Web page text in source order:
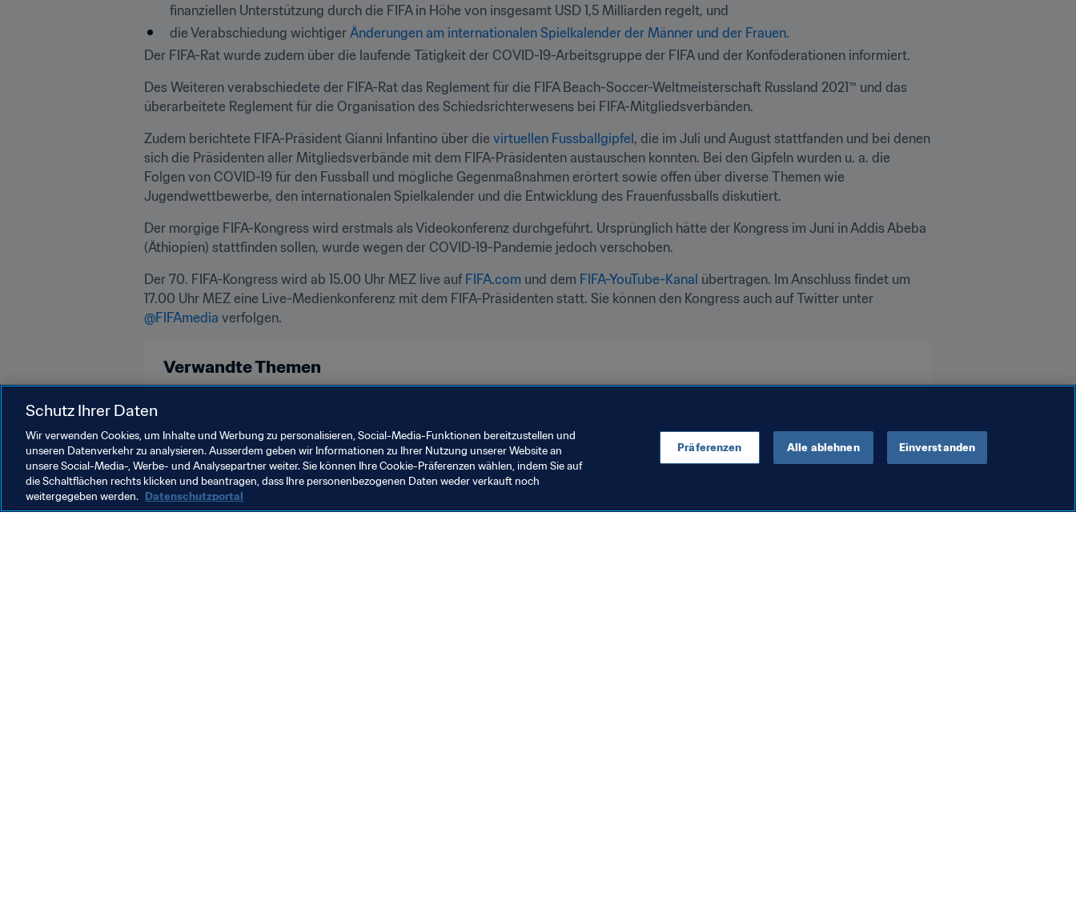
finanziellen Unterstützung durch die FIFA in Höhe von insgesamt USD 1,5 Milliarden regelt, und
die Verabschiedung wichtiger Änderungen am internationalen Spielkalender der Männer und der Frauen.
Der FIFA-Rat wurde zudem über die laufende Tätigkeit der COVID-19-Arbeitsgruppe der FIFA und der Konföderationen informiert.
Des Weiteren verabschiedete der FIFA-Rat das Reglement für die FIFA Beach-Soccer-Weltmeisterschaft Russland 2021™ und das
überarbeitete Reglement für die Organisation des Schiedsrichterwesens bei FIFA-Mitgliedsverbänden.
Zudem berichtete FIFA-Präsident Gianni Infantino über die virtuellen Fussballgipfel, die im Juli und August stattfanden und bei denen
sich die Präsidenten aller Mitgliedsverbände mit dem FIFA-Präsidenten austauschen konnten. Bei den Gipfeln wurden u. a. die
Folgen von COVID-19 für den Fussball und mögliche Gegenmaßnahmen erörtert sowie offen über diverse Themen wie
Jugendwettbewerbe, den internationalen Spielkalender und die Entwicklung des Frauenfussballs diskutiert.
Der morgige FIFA-Kongress wird erstmals als Videokonferenz durchgeführt. Ursprünglich hätte der Kongress im Juni in Addis Abeba
(Äthiopien) stattfinden sollen, wurde wegen der COVID-19-Pandemie jedoch verschoben.
Der 70. FIFA-Kongress wird ab 15.00 Uhr MEZ live auf FIFA.com und dem FIFA-YouTube-Kanal übertragen. Im Anschluss findet um
@FIFAmedia verfolgen.
Verwandte Themen
Schutz Ihrer Daten
Wir verwenden Cookies, um Inhalte und Werbung zu personalisieren, Social-Media-Funktionen bereitzustellen und
unseren Datenverkehr zu analysieren. Ausserdem geben wir Informationen zu Ihrer Nutzung unserer Website an
unsere Social-Media-, Werbe- und Analysepartner weiter. Sie können Ihre Cookie-Präferenzen wählen, indem Sie auf
die Schaltflächen rechts klicken und beantragen, dass Ihre personenbezogenen Daten weder verkauft noch
weitergegeben werden. Datenschutzportal
Präferenzen Alle ablehnen Einverstanden